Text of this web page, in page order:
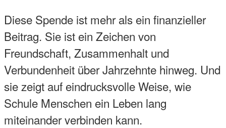
Diese Spende ist mehr als ein finanzieller
Beitrag. Sie ist ein Zeichen von
Freundschaft, Zusammenhalt und
Verbundenheit über Jahrzehnte hinweg. Und
sie zeigt auf eindrucksvolle Weise, wie
Schule Menschen ein Leben lang
miteinander verbinden kann.